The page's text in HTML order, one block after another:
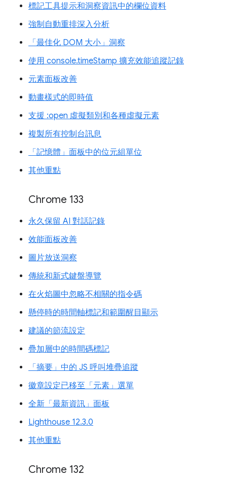
標記工具提示和洞察資訊中的欄位資料
強制自動重排深入分析
「最佳化 DOM 大小」洞察
使用 console.timeStamp 擴充效能追蹤記錄
元素面板改善
動畫樣式的即時值
支援 :open 虛擬類別和各種虛擬元素
複製所有控制台訊息
「記憶體」面板中的位元組單位
其他重點
Chrome 133
永久保留 AI 對話記錄
效能面板改善
圖片放送洞察
傳統和新式鍵盤導覽
在火焰圖中忽略不相關的指令碼
懸停時的時間軸標記和範圍醒目顯示
建議的節流設定
疊加層中的時間碼標記
「摘要」中的 JS 呼叫堆疊追蹤
徽章設定已移至「元素」選單
全新「最新資訊」面板
Lighthouse 12.3.0
其他重點
Chrome 132